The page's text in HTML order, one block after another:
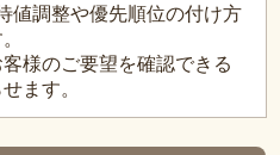
値調整や優先順位の付け方
様のご要望を確認できる
ます。